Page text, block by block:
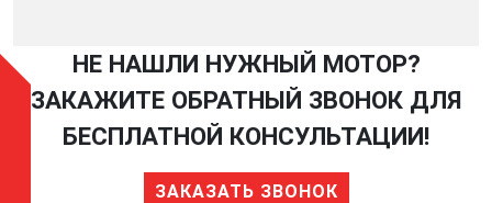
НЕ НАШЛИ НУЖНЫЙ МОТОР?
ЗАКАЖИТЕ ОБРАТНЫЙ ЗВОНОК ДЛЯ
БЕСПЛАТНОЙ КОНСУЛЬТАЦИИ!
ЗАКАЗАТЬ ЗВОНОК